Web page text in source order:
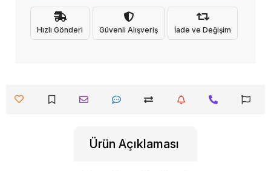
Hızlı Gönderi Güvenli Alışveriş İade ve Değişim
Ürün Açıklaması